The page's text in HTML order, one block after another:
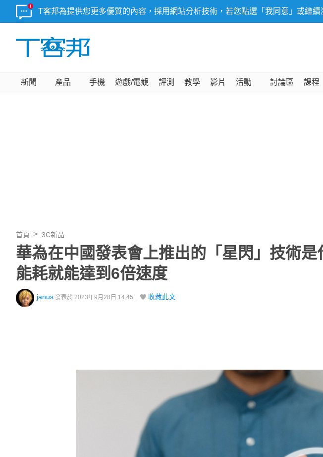
T客邦為提供您更多優質的內容，採用網站分析技術，若您點選「我同意」或繼
新聞 產品 手機 遊戲/電競 評測 教學 影片 活動 討論區 課程
首頁 3C新品
華為在中國發表會上推出的「星閃」技術
能耗就能達到6倍速度
janus 發表於 2023年9月28日 14:45 收藏此文